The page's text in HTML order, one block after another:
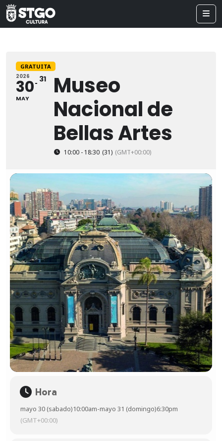
GRATUITA
2026
30
MAY
31
Museo
Nacional de
Bellas Artes
10:00 - 18:30 (31) (GMT+00:00)
Hora
mayo 30 (sabado)10:00am-mayo 31 (domingo)6:30pm
(GMT+00:00)